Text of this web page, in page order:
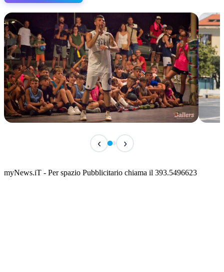
Classic Contest 3vs3 Memorial Michele
📅 6 Agosto 2026 · 09:00 · 📍 Lungomare C. Colombo
‹ ›
myNews.iT - Per spazio Pubblicitario chiama il 393.5496623